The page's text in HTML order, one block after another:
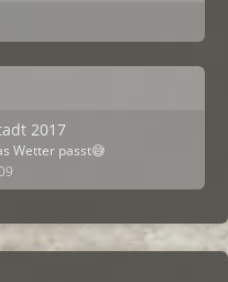
2017
Wetter passt😅